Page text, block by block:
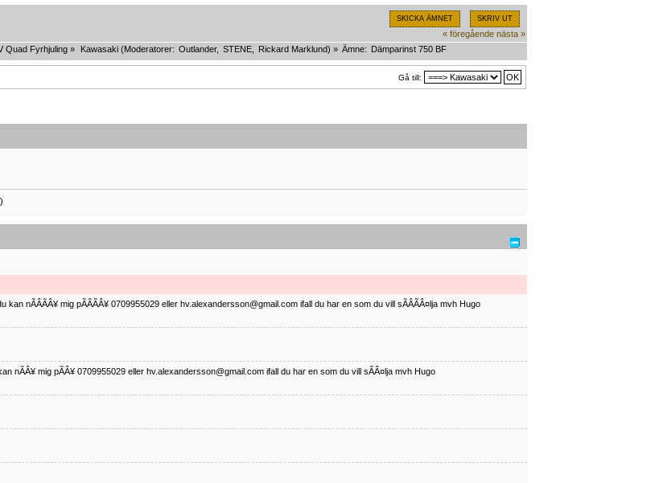
SKICKA ÄMNET SKRIV UT
« föregående nästa »
Quad Fyrhjuling» Kawasaki(Moderatorer: Outlander, STENE, Rickard Marklund) » Ämne: Dämparinst 750 BF
Gå till:
nÃÂÃÂ¥ mig pÃÂÃÂ¥ 0709955029 eller hv.alexandersson@gmail.com ifall du har en som du vill sÃÂÃÂ¤lja mvh Hugo
nÃÂ¥ mig pÃÂ¥ 0709955029 eller hv.alexandersson@gmail.com ifall du har en som du vill sÃÂ¤lja mvh Hugo